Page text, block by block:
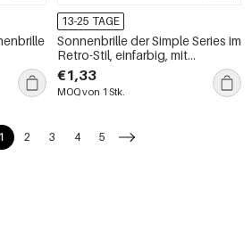
13-25 TAGE
Sonnenbrille der Simple Series im
Retro-Stil, einfarbig, mit
Leopardenmuster und
Farbverlauf
€1,33
MOQ von 1 Stk.
1 2 3 4 5